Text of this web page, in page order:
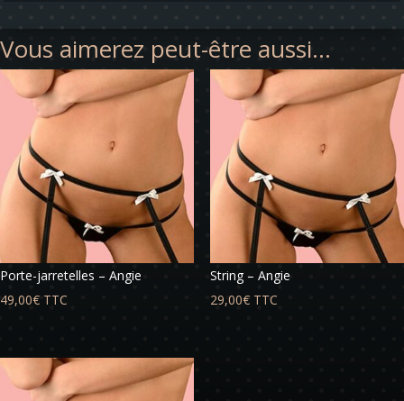
Vous aimerez peut-être aussi…
Porte-jarretelles – Angie
49,00€ TTC
String – Angie
29,00€ TTC